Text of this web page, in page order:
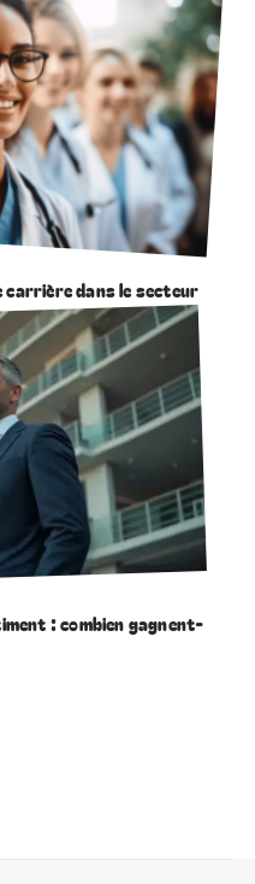
dans le secteur
: combien gagnent-